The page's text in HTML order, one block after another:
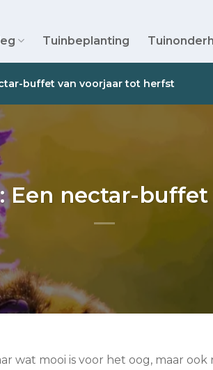
Tuinbeplanting
buffet van voorjaar tot herfst
Een nectar-
wat mooi is voor het oog, maar ook